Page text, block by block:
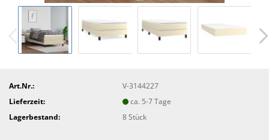
Art.Nr.:
V-3144227
Lieferzeit:
ca. 5-7 Tage
Lagerbestand:
8Stück